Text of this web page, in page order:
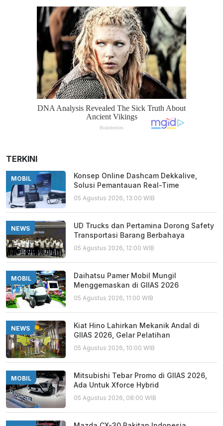
TERKINI
MOBIL
Konsep Online Dashcam Dekkalive,
Solusi Pemantauan Real-Time
05 Agustus 2026, 13:00 WIB
NEWS
UD Trucks dan Pertamina Dorong Safety
Transportasi Barang Berbahaya
05 Agustus 2026, 12:00 WIB
MOBIL
Daihatsu Pamer Mobil Mungil
Menggemaskan di GIIAS 2026
05 Agustus 2026, 11:00 WIB
NEWS
Kiat Hino Lahirkan Mekanik Andal di
GIIAS 2026, Gelar Pelatihan
05 Agustus 2026, 10:00 WIB
MOBIL
Mitsubishi Tebar Promo di GIIAS 2026,
Ada Untuk Xforce Hybrid
05 Agustus 2026, 08:00 WIB